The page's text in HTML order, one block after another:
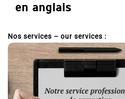
en anglais
Nos services – our services :